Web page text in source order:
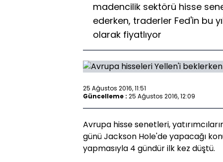
madencilik sektörü hisse
ederken, traderler Fed'in bu
olarak fiyatlıyor
25 Ağustos 2016, 11:51
Güncelleme : 25 Ağustos 2016, 12:09
Avrupa hisse senetleri,
günü Jackson Hole'de yapacağı
yapmasıyla 4 gündür ilk kez düştü.